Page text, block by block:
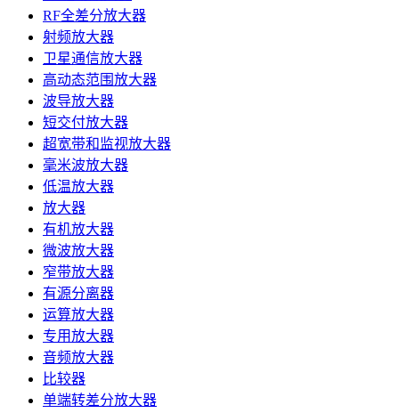
RF全差分放大器
射频放大器
卫星通信放大器
高动态范围放大器
波导放大器
短交付放大器
超宽带和监视放大器
毫米波放大器
低温放大器
放大器
有机放大器
微波放大器
窄带放大器
有源分离器
运算放大器
专用放大器
音频放大器
比较器
单端转差分放大器